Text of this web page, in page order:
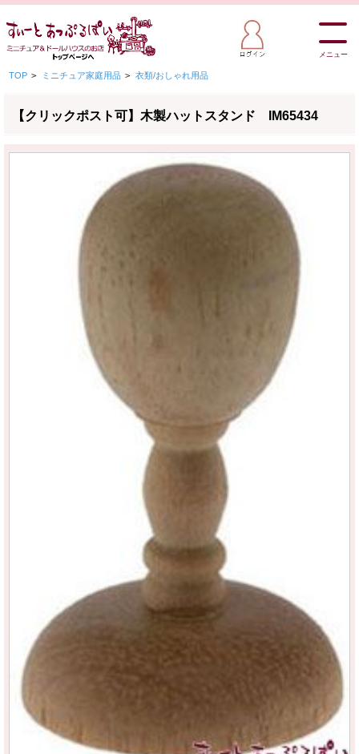
メニュー
TOP > ミニチュア家庭用品 > 衣類/おしゃれ用品
【クリックポスト可】木製ハットスタンド IM65434